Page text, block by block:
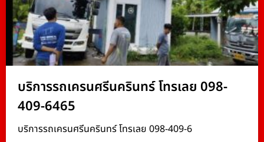
บริการรถเครนศรีนครินทร์ โทรเลย 098-
409-6465
บริการรถเครนศรีนครินทร์ โทรเลย 098-409-6